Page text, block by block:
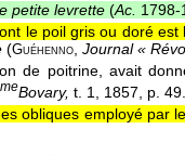
petite levrette (Ac. 1798-
le poil gris ou doré est
(Guéhenno Journal «
de poitrine, avait
meBovary, t. 1 , 1857 , p. 49.
obliques employé par